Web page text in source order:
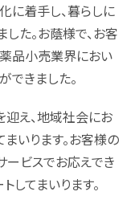
に着手し、暮らしに
た。お蔭様で、お客
品小売業界におい
できました。
え、地域社会にお
いります。お客様の
ービスでお応えでき
してまいります。